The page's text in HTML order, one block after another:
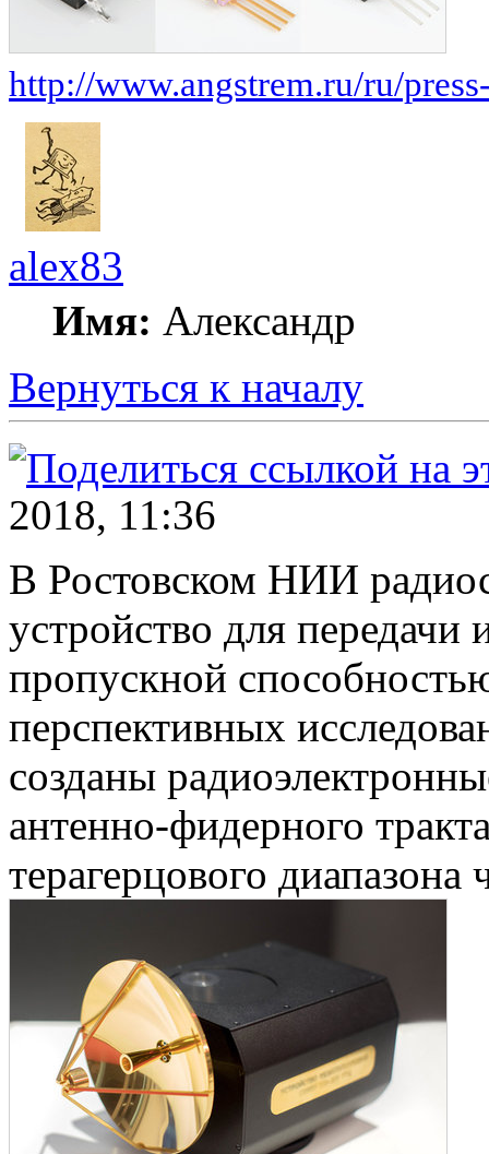
http://www.angstrem.ru/ru/
alex83
Имя: Александр
Вернуться к началу
2018, 11:36
В Ростовском НИИ
устройство для
пропускной
перспективных
созданы
антенно-фидерного
терагерцового диапазона